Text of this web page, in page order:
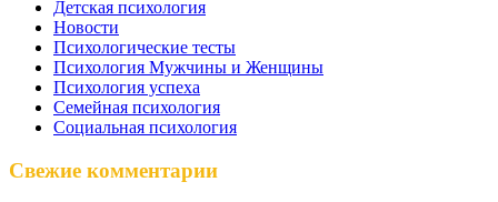
Детская психология
Новости
Психологические тесты
Психология Мужчины и Женщины
Психология успеха
Семейная психология
Социальная психология
Свежие комментарии